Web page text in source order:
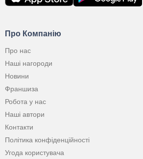
Про Компанію
Про нас
Наші нагороди
Новини
Франшиза
Робота у нас
Наші автори
Контакти
Політика конфіденційності
Угода користувача